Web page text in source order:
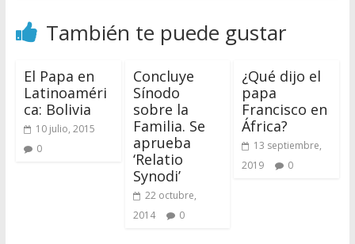
También te puede gustar
El Papa en
Latinoaméri
ca: Bolivia
10 julio, 2015
0
Concluye
Sínodo
sobre la
Familia. Se
aprueba
‘Relatio
Synodi’
22 octubre,
2014
0
¿Qué dijo el
papa
Francisco en
África?
13 septiembre,
2019
0